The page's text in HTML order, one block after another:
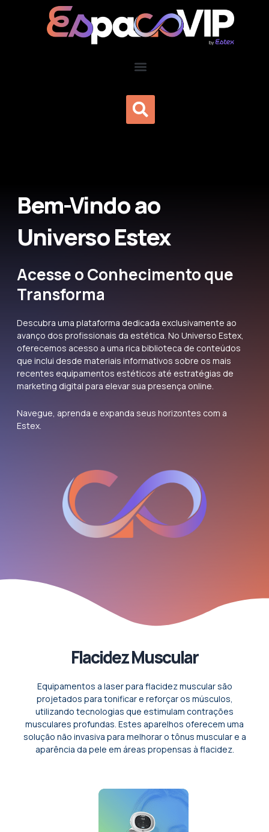
Menu
Bem-Vindo ao
Universo Estex
Acesse o Conhecimento que
Transforma
Descubra uma plataforma dedicada exclusivamente ao
avanço dos profissionais da estética. No Universo Estex,
oferecemos acesso a uma rica biblioteca de conteúdos
que inclui desde materiais informativos sobre os mais
recentes equipamentos estéticos até estratégias de
marketing digital para elevar sua presença online.
Navegue, aprenda e expanda seus horizontes com a
Estex.
Flacidez Muscular
Equipamentos a laser para flacidez muscular são
projetados para tonificar e reforçar os músculos,
utilizando tecnologias que estimulam contrações
musculares profundas. Estes aparelhos oferecem uma
solução não invasiva para melhorar o tônus muscular e a
aparência da pele em áreas propensas à flacidez.